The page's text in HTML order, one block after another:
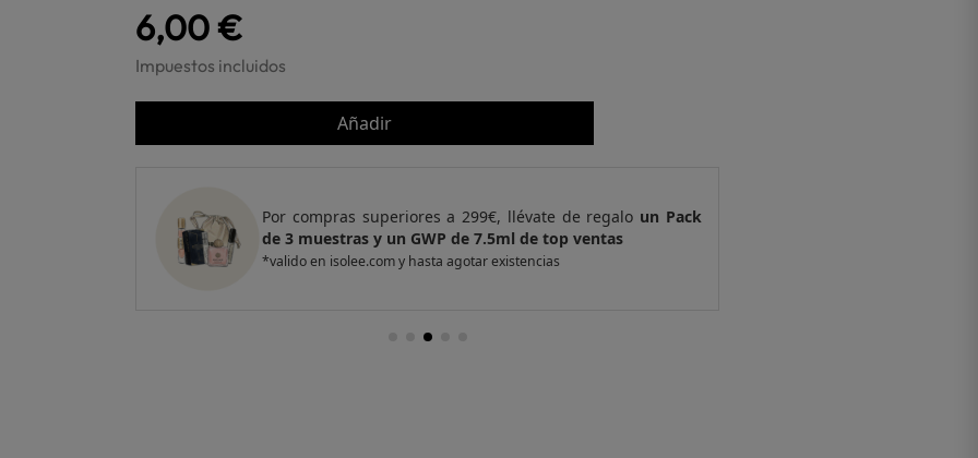
6,00 €
Impuestos incluidos
Añadir
Por compras superiores a 299€, llévate de regalo un Pack
de 3 muestras y un GWP de 7.5ml de top ventas
*valido en isolee.com y hasta agotar existencias